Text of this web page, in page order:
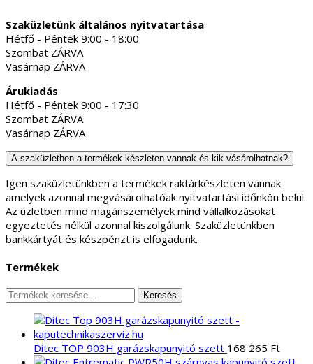
Szaküzletünk általános nyitvatartása
Hétfő - Péntek 9:00 - 18:00
Szombat ZÁRVA
Vasárnap ZÁRVA
Árukiadás
Hétfő - Péntek 9:00 - 17:30
Szombat ZÁRVA
Vasárnap ZÁRVA
A szaküzletben a termékek készleten vannak és kik vásárolhatnak?
Igen szaküzletünkben a termékek raktárkészleten vannak
amelyek azonnal megvásárolhatóak nyitvatartási időnkön belül.
Az üzletben mind magánszemélyek mind vállalkozásokat
egyeztetés nélkül azonnal kiszolgálunk. Szaküzletünkben
bankkártyát és készpénzt is elfogadunk.
Termékek
Keresés
következőre:
Keresés
Ditec TOP 903H garázskapunyitó szett 168 265 Ft